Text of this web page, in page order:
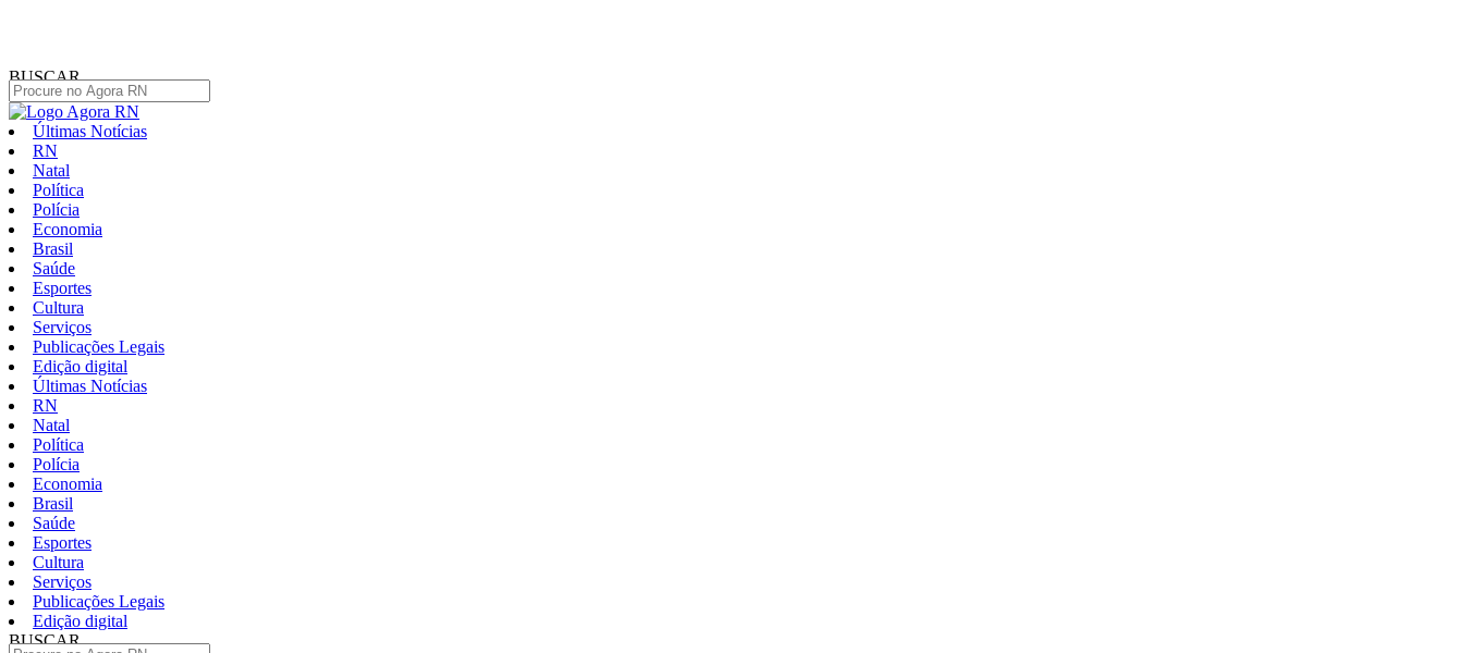
BUSCAR
Últimas Notícias
RN
Natal
Política
Polícia
Economia
Brasil
Saúde
Esportes
Cultura
Serviços
Publicações Legais
Edição digital
Últimas Notícias
RN
Natal
Política
Polícia
Economia
Brasil
Saúde
Esportes
Cultura
Serviços
Publicações Legais
Edição digital
BUSCAR